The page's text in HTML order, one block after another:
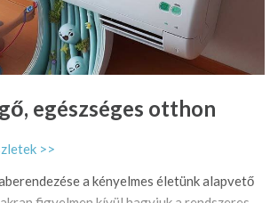
egészséges otthon
>>
a kényelmes életünk alapvető